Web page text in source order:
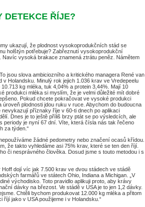
DETEKCE ŘÍJE?
ukazují, že plodnost vysokoprodukčních stád se
holštýn potřebuje? Zabřeznutí vysokoprodukční
vysoká brakace znamená ztrátu peněz. Námětem
jsou slova ambiciozního a kritického managera René van
Holandsku. Minulý rok jejich 1.036 krav ve Vredepeelu
kg mléka, tuk 4,04% a protein 3,44%. Mají 10
produkci mléka si myslím, že je velmi důležité mít dobré
Pokud chcete pokračovat ve vysoké produkci
plodnosti jdou ruku v ruce. Abychom do budoucna
příznaky říje v 60-ti dnech po aplikaci
Dnes je to ještě příliš brzy ptát se po výsledcích, ale
periody je nyní 67 dní. Víte, která čísla nás tak řečeno
za týden.“
žádné pedometry nebo značení ocasů křídou.
že takto vyhledáme asi 75% krav, které se ten den říjí.
či nesprávného člověka. Dosud jsme s touto metodou i s
Hoff dojí víc jak 7.500 krav ve dvou stádech ve stádě
farmářů ve státech Ohio, Indiana a Michigan. „V
východisko. Toto pravidlo aplikuji proto, aby krávy
dávky na březost. Ve stádě v USA je to jen 1,2 dávky.
Chtěli bychom produkovat 12.000 kg mléka a přitom
jako v USA použijeme i v Holandsku.“